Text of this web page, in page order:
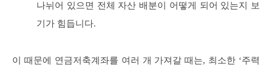
나뉘어 있으면 전체 자산 배분이 어떻게 되어 있는지 보
기가 힘듭니다.
이 때문에 연금저축계좌를 여러 개 가져갈 때는, 최소한 ‘주력